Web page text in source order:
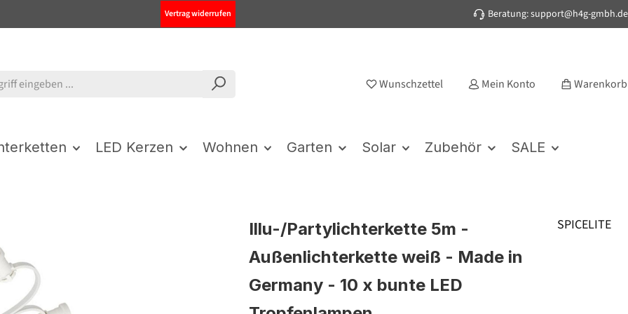
Vertrag widerrufen Beratung: support@h4g-gmbh.de
Wunschzettel Mein Konto Warenkorb
LED Kerzen Wohnen Garten Solar Zubehör SALE
Illu-/Partylichterkette 5m -
Außenlichterkette weiß - Made in
Germany - 10 x bunte LED
SPICELITE